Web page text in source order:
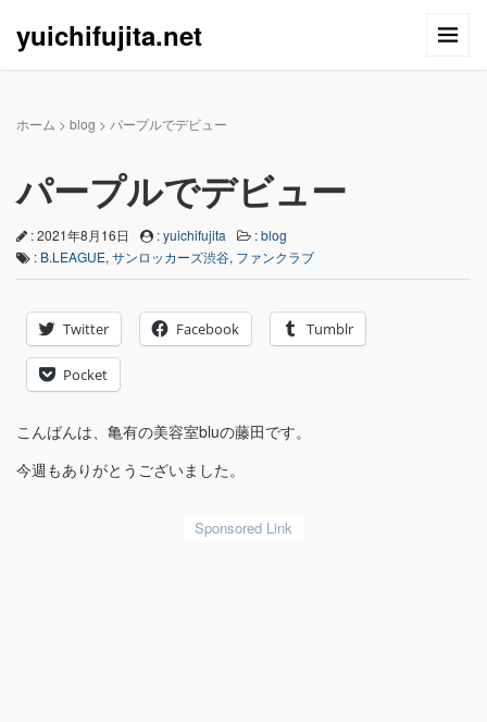
yuichifujita.net
ホーム > blog > パープルでデビュー
パープルでデビュー
: 2021年8月16日 :yuichifujita :blog
: B.LEAGUE, サンロッカーズ渋谷, ファンクラブ
Twitter Facebook Tumblr
Pocket
こんばんは、亀有の美容室bluの藤田です。
今週もありがとうございました。